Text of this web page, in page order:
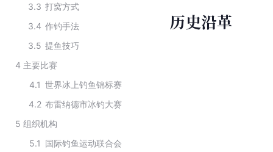
3.3 打窝方式
3.4 作钓手法
3.5 提鱼技巧
4 主要比赛
4.1 世界冰上钓鱼锦标赛
4.2 布雷纳德市冰钓大赛
5 组织机构
5.1 国际钓鱼运动联合会
历史沿革